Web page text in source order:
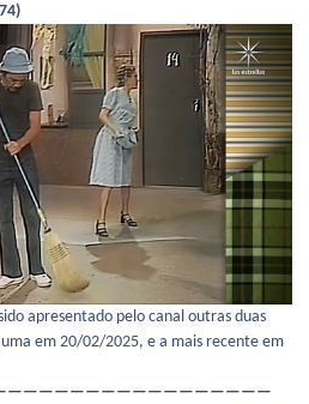
apresentado pelo canal outras duas
em 20/02/2025, e a mais recente em